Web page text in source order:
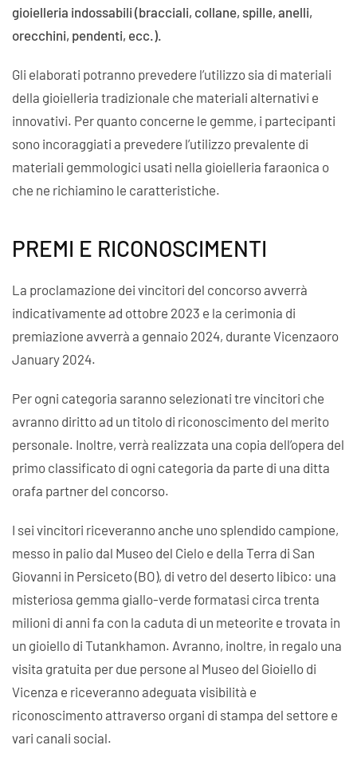
gioielleria indossabili(bracciali, collane, spille, anelli,
orecchini, pendenti, ecc.).
Gli elaborati potranno prevedere l’utilizzo sia di materiali
della gioielleria tradizionale che materiali alternativi e
innovativi. Per quanto concerne le gemme, i partecipanti
sono incoraggiati a prevedere l’utilizzo prevalente di
materiali gemmologici usati nella gioielleria faraonica o
che ne richiamino le caratteristiche.
PREMI E RICONOSCIMENTI
La proclamazione dei vincitori del concorso avverrà
indicativamente ad ottobre 2023 e la cerimonia di
premiazione avverrà a gennaio 2024, durante Vicenzaoro
January 2024.
Per ogni categoria saranno selezionati tre vincitori che
avranno diritto ad un titolo di riconoscimento del merito
personale. Inoltre, verrà realizzata una copia dell’opera del
primo classificato di ogni categoria da parte di una ditta
orafa partner del concorso.
I sei vincitori riceveranno anche uno splendido campione,
messo in palio dal Museo del Cielo e della Terra di San
Giovanni in Persiceto (BO), di vetro del deserto libico: una
misteriosa gemma giallo-verde formatasi circa trenta
milioni di anni fa con la caduta di un meteorite e trovata in
un gioiello di Tutankhamon. Avranno, inoltre, in regalo una
visita gratuita per due persone al Museo del Gioiello di
Vicenza e riceveranno adeguata visibilità e
riconoscimento attraverso organi di stampa del settore e
vari canali social.